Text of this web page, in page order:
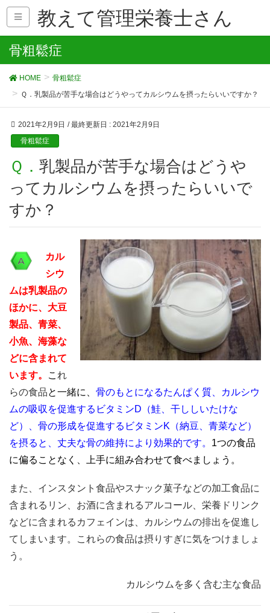
教えて管理栄養士さん
骨粗鬆症
HOME
骨粗鬆症
Ｑ．乳製品が苦手な場合はどうやってカルシウムを摂ったらいいですか？
2021年2月9日 / 最終更新日 : 2021年2月9日
骨粗鬆症
Ｑ．乳製品が苦手な場合はどうや
ってカルシウムを摂ったらいいで
すか？
カル
シウ
ムは乳製品の
ほかに、大豆
製品、青菜、
小魚、海藻な
どに含まれて
います。
こ れ
らの食品と一緒に、 骨のもとになるたんぱく質、カルシウ
ムの吸収を促進するビタミンD（鮭、干ししいたけな
ど）、骨の形成を促進するビタミンK（納豆、青菜など）
を摂ると、丈夫な骨の維持により効果的です。 1つの食品
に偏ることなく、上手に組み合わせて食べましょう。
また、インスタント食品やスナック菓子などの加工食品に
含まれるリン、お酒に含まれるアルコール、栄養ドリンク
などに含まれるカフェインは、カルシウムの排出を促進し
てしまいます。これらの食品は摂りすぎに気をつけましょ
う。
カルシウムを多く含む主な食品